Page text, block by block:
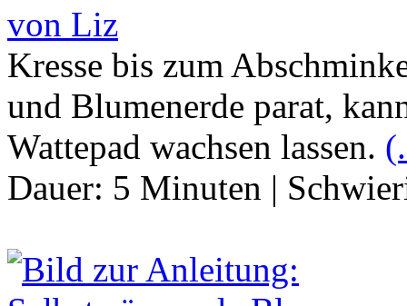
von Liz
Kresse bis zum
und Blumenerde parat,
Wattepad wachsen lassen.
Dauer: 5 Minuten |